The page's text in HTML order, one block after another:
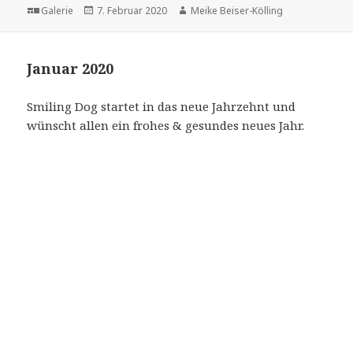
Format
Galerie
Veröffentlicht
7. Februar 2020 Autor
Meike Beiser-Kölling
Januar 2020
Smiling Dog startet in das neue Jahrzehnt und
wünscht allen ein frohes & gesundes neues Jahr.